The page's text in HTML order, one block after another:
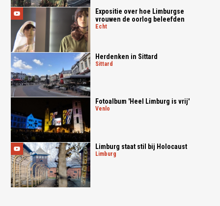
Expositie over hoe Limburgse
vrouwen de oorlog beleefden
echt
Herdenken in Sittard
sittard
Fotoalbum 'Heel Limburg is vrij'
venlo
Limburg staat stil bij Holocaust
limburg